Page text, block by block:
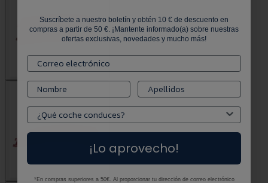
Suscríbete a nuestro boletín y obtén 10 € de descuento en
compras a partir de 50 €. ¡Mantente informado(a) sobre nuestras
ofertas exclusivas, novedades y mucho más!
¡Lo aprovecho!
*En compras superiores a 50€. Al proporcionar tu dirección de correo electrónico